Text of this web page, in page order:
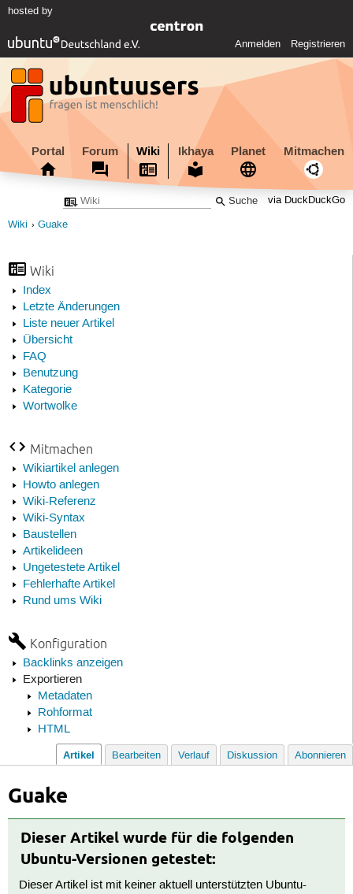
hosted by
Anmelden Registrieren
Portal Forum Wiki Ikhaya Planet Mitmachen
via DuckDuckGo
Wiki Guake
Wiki
Index
Letzte Änderungen
Liste neuer Artikel
Übersicht
FAQ
Benutzung
Kategorie
Wortwolke
Mitmachen
Wikiartikel anlegen
Howto anlegen
Wiki-Referenz
Wiki-Syntax
Baustellen
Artikelideen
Ungetestete Artikel
Fehlerhafte Artikel
Rund ums Wiki
Konfiguration
Backlinks anzeigen
Exportieren
Metadaten
Rohformat
HTML
Artikel Bearbeiten Verlauf Diskussion Abonnieren
Guake
Dieser Artikel wurde für die folgenden
Ubuntu-Versionen getestet:
Dieser Artikel ist mit keiner aktuell unterstützten Ubuntu-